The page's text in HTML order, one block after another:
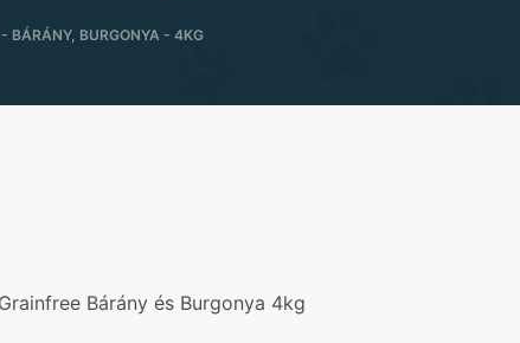
BÁRÁNY, BURGONYA - 4KG
Bárány és Burgonya 4kg